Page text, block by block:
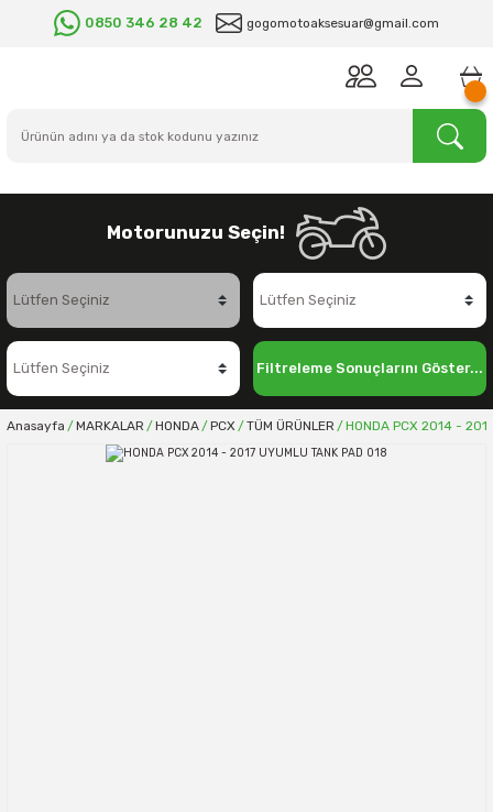
0850 346 28 42 gogomotoaksesuar@gmail.com
Motorunuzu Seçin!
Filtreleme Sonuçlarını Göster...
Anasayfa MARKALAR HONDA PCX TÜM ÜRÜNLER HONDA PCX 2014 -